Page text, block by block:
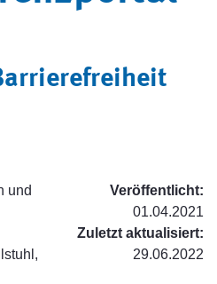
und
Veröffentlicht:
01.04.2021
Zuletzt aktualisiert:
29.06.2022